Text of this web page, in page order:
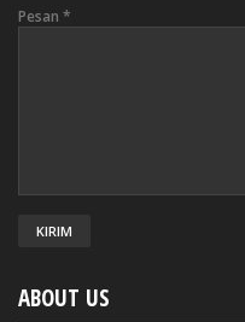
Pesan *
ABOUT US